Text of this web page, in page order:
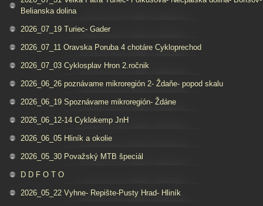
Belianska dolina
2026_07_19 Turiec- Gader
2026_07_11 Oravska Poruba 4 chotáre Cykloprechod
2026_07_03 Cyklosplav Hron 2.ročnik
2026_06_26 poznávame mikroregión 2- Ždaňe- popod skalu
2026_06_19 Spoznávame mikroregión- Ždáne
2026_06_12-14 Cyklokemp JnH
2026_06_05 Hliník a okolie
2026_05_30 Považský MTB špeciál
D D F O T O
2026_05_22 Vyhne- Repište-Pusty Hrad- Hliník